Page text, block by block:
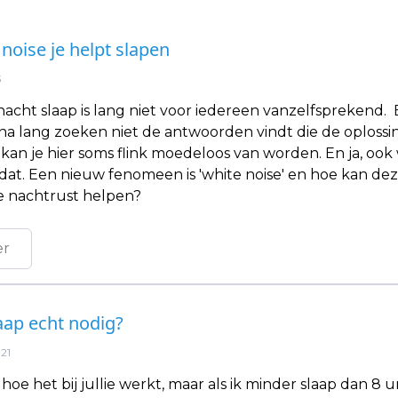
je helpt slapen
slaap is lang niet voor iedereen vanzelfsprekend.
lang zoeken niet de antwoorden vindt die de
je hier soms flink moedeloos van worden. En ja, ook
Een nieuw fenomeen is 'white noise' en hoe kan
nachtrust helpen?
echt nodig?
het bij jullie werkt, maar als ik minder slaap dan 8